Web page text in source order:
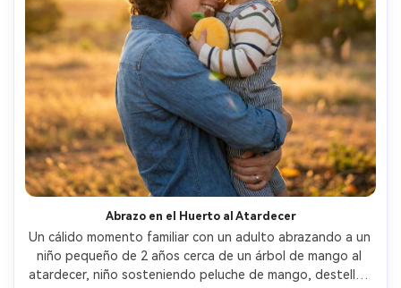
Abrazo en el Huerto al Atardecer
Un cálido momento familiar con un adulto abrazando a un
niño pequeño de 2 años cerca de un árbol de mango al
atardecer, niño sosteniendo peluche de mango, destellos